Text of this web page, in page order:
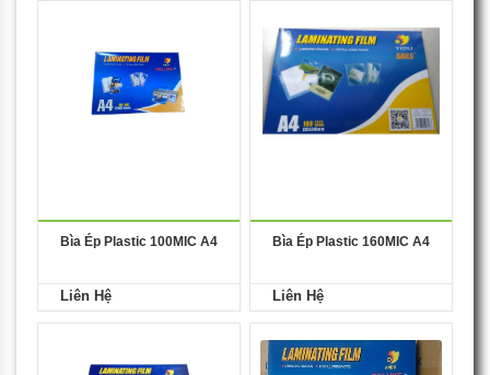
Bìa Ép Plastic 100MIC A4
Liên Hệ
Bìa Ép Plastic 160MIC A4
Liên Hệ